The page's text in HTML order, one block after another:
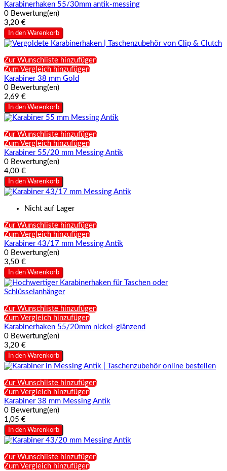
Karabinerhaken 55/30mm antik-messing
0 Bewertung(en)
3,20 €
In den Warenkorb
Zur Wunschliste hinzufügen
Zum Vergleich hinzufügen
Karabiner 38 mm Gold
0 Bewertung(en)
2,69 €
In den Warenkorb
Zur Wunschliste hinzufügen
Zum Vergleich hinzufügen
Karabiner 55/20 mm Messing Antik
0 Bewertung(en)
4,00 €
In den Warenkorb
Nicht auf Lager
Zur Wunschliste hinzufügen
Zum Vergleich hinzufügen
Karabiner 43/17 mm Messing Antik
0 Bewertung(en)
3,50 €
In den Warenkorb
Zur Wunschliste hinzufügen
Zum Vergleich hinzufügen
Karabinerhaken 55/20mm nickel-glänzend
0 Bewertung(en)
3,20 €
In den Warenkorb
Zur Wunschliste hinzufügen
Zum Vergleich hinzufügen
Karabiner 38 mm Messing Antik
0 Bewertung(en)
1,05 €
In den Warenkorb
Zur Wunschliste hinzufügen
Zum Vergleich hinzufügen